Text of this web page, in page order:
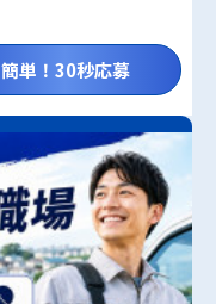
簡単！30秒応募